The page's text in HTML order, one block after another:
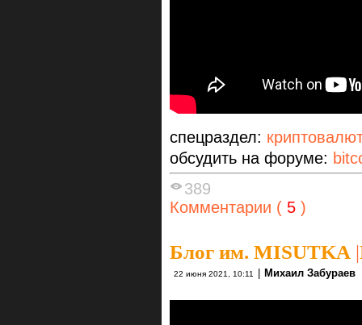
спецраздел:
обсудить на форуме:
389
Комментарии ( 5 )
Блог им. MISUTKA |
22 июня 2021, 10:11 Михаил Забураев